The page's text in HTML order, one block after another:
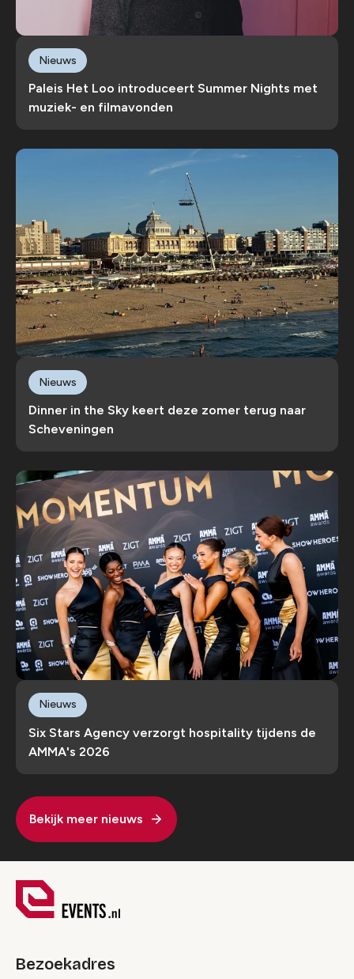
Paleis Het Loo introduceert Summer Nights met
muziek- en filmavonden
Nieuws
Dinner in the Sky keert deze zomer terug naar
Scheveningen
Nieuws
Six Stars Agency verzorgt hospitality tijdens de
AMMA's 2026
Nieuws
Bekijk meer nieuws
Bezoekadres